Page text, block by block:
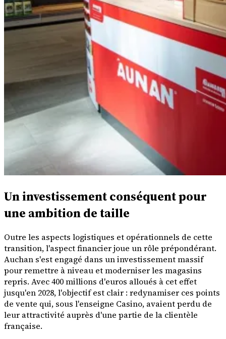
Un investissement conséquent pour
une ambition de taille
Outre les aspects logistiques et opérationnels de cette
transition, l'aspect financier joue un rôle prépondérant.
Auchan s'est engagé dans un investissement massif
pour remettre à niveau et moderniser les magasins
repris. Avec 400 millions d'euros alloués à cet effet
jusqu'en 2028, l'objectif est clair : redynamiser ces points
de vente qui, sous l'enseigne Casino, avaient perdu de
leur attractivité auprès d'une partie de la clientèle
française.